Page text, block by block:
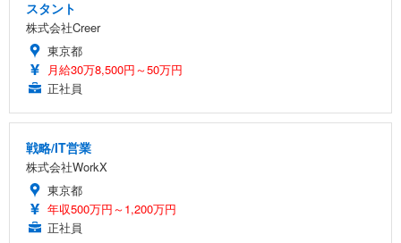
スタント
株式会社Creer
東京都
月給30万8,500円～50万円
正社員
戦略/IT営業
株式会社WorkX
東京都
年収500万円～1,200万円
正社員